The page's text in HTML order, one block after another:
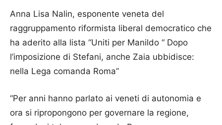
Anna Lisa Nalin, esponente veneta del
raggruppamento riformista liberal democratico che
ha aderito alla lista “Uniti per Manildo “ Dopo
l’imposizione di Stefani, anche Zaia ubbidisce:
nella Lega comanda Roma”
“Per anni hanno parlato ai veneti di autonomia e
ora si ripropongono per governare la regione,